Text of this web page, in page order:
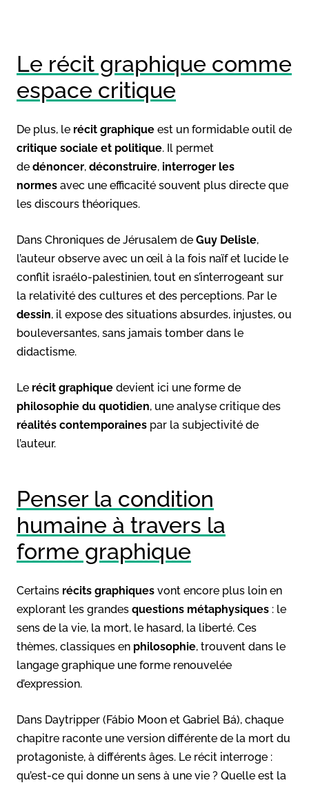
Le récit graphique comme
espace critique
De plus, le récit graphique est un formidable outil de
critique sociale et politique. Il permet
de dénoncer, déconstruire, interroger les
normes avec une efficacité souvent plus directe que
les discours théoriques.
Dans Chroniques de Jérusalem de Guy Delisle,
l’auteur observe avec un œil à la fois naïf et lucide le
conflit israélo-palestinien, tout en s’interrogeant sur
la relativité des cultures et des perceptions. Par le
dessin, il expose des situations absurdes, injustes, ou
bouleversantes, sans jamais tomber dans le
didactisme.
Le récit graphique devient ici une forme de
philosophie du quotidien, une analyse critique des
réalités contemporaines par la subjectivité de
l’auteur.
Penser la condition
humaine à travers la
forme graphique
Certains récits graphiques vont encore plus loin en
explorant les grandes questions métaphysiques : le
sens de la vie, la mort, le hasard, la liberté. Ces
thèmes, classiques en philosophie, trouvent dans le
langage graphique une forme renouvelée
d’expression.
Dans Daytripper (Fábio Moon et Gabriel Bá), chaque
chapitre raconte une version différente de la mort du
protagoniste, à différents âges. Le récit interroge :
qu’est-ce qui donne un sens à une vie ? Quelle est la